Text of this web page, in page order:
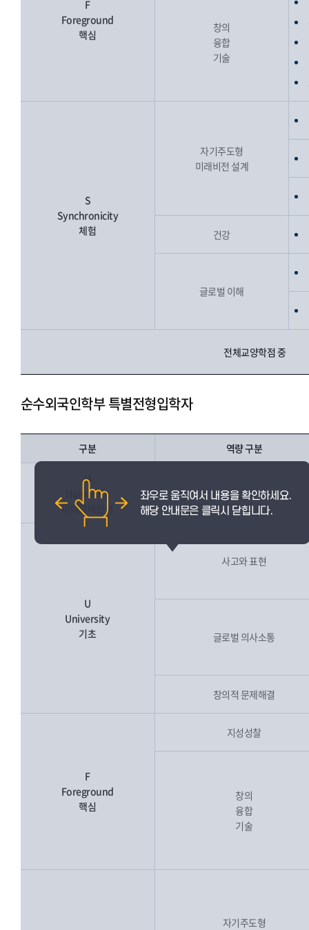
F
Foreground
핵심
창의
융합
기술
S
Synchronicity
체험
자기주도형
미래비전 설계
건강
글로벌 이해
전체교양학점 중
순수외국인학부 특별전형입학자
구분 역량 구분
H
Humanity
미네르바인성
인성
U
University
기초
사고와 표현
글로벌 의사소통
창의적 문제해결
F
Foreground
핵심
지성성찰
창의
융합
기술
자기주도형